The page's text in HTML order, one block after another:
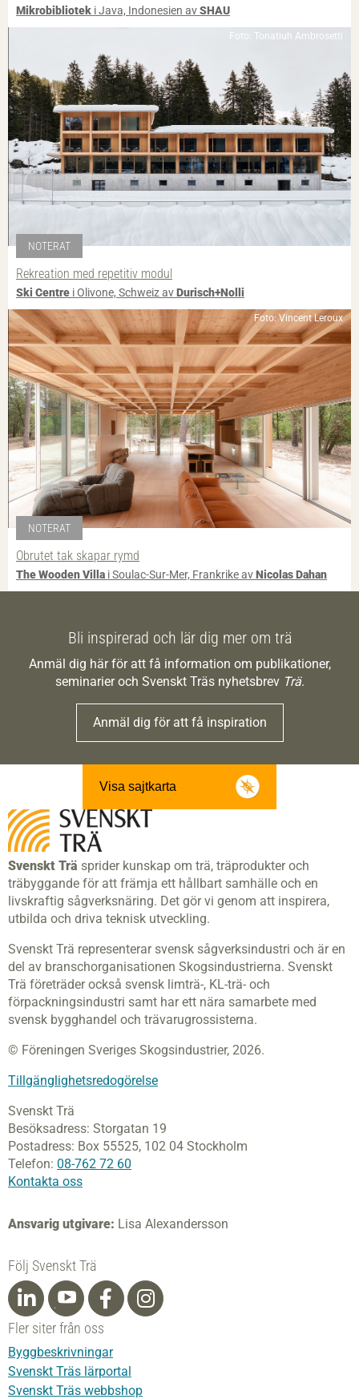
Mikrobibliotek i Java, Indonesien avSHAU
Foto: Tonatiuh Ambrosetti
NOTERAT
Rekreation med repetitiv modul
Ski Centre i Olivone, Schweiz avDurisch+Nolli
Foto: Vincent Leroux
NOTERAT
Obrutet tak skapar rymd
The Wooden Villa i Soulac-Sur-Mer, Frankrike avNicolas Dahan
Bli inspirerad och lär dig mer om trä
Anmäl dig här för att få information om publikationer,
seminarier och Svenskt Träs nyhetsbrev Trä.
Anmäl dig för att få inspiration
Visa sajtkarta
Svenskt Trä sprider kunskap om trä, träprodukter och
träbyggande för att främja ett hållbart samhälle och en
livskraftig sågverksnäring. Det gör vi genom att inspirera,
utbilda och driva teknisk utveckling.
Svenskt Trä representerar svensk sågverksindustri och är en
del av branschorganisationen Skogsindustrierna. Svenskt
Trä företräder också svensk limträ-, KL-trä- och
förpackningsindustri samt har ett nära samarbete med
svensk bygghandel och trävarugrossisterna.
© Föreningen Sveriges Skogsindustrier, 2026.
Tillgänglighetsredogörelse
Svenskt Trä
Besöksadress: Storgatan 19
Postadress: Box 55525, 102 04 Stockholm
Telefon: 08-762 72 60
Kontakta oss
Ansvarig utgivare: Lisa Alexandersson
Följ Svenskt Trä
Fler siter från oss
Byggbeskrivningar
Svenskt Träs lärportal
Svenskt Träs webbshop